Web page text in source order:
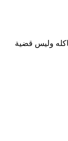
وليس قضية